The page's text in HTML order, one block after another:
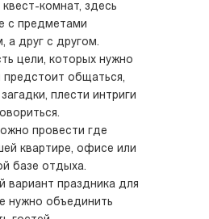
комнат, здесь
с предметами
а друг с другом.
цели, которых нужно
предстоит общаться,
плести интриги
провести где
квартире, офисе или
базе отдыха.
вариант праздника для
нужно объединить